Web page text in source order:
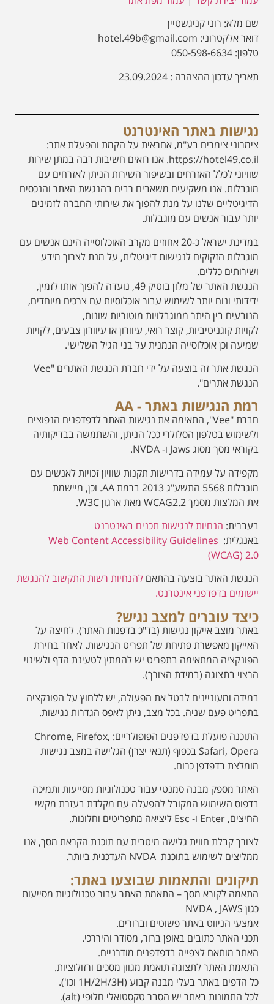
שם מלא: רוני קניגשטיין
דואר אלקטרוני: hotel.49b@gmail.com
טלפון: 050-598-6634
תאריך עדכון ההצהרה : 23.09.2024
נגישות באתר האינטרנט
צימרוני צימרים בע"מ, אחראית על הקמת והפעלת אתר:
https://hotel49.co.il. אנו רואים חשיבות רבה במתן שירות
שוויוני לכלל האזרחים ובשיפור השירות הניתן לאזרחים עם
מוגבלות. אנו משקיעים משאבים רבים בהנגשת האתר והנכסים
הדיגיטליים שלנו על מנת להפוך את שירותי החברה לזמינים
יותר עבור אנשים עם מוגבלות.
במדינת ישראל כ-20 אחוזים מקרב האוכלוסייה הינם אנשים עם
מוגבלות הזקוקים לנגישות דיגיטלית, על מנת לצרוך מידע
ושירותים כללים.
הנגשת האתר של מלון בוטיק 49, נועדה להפוך אותו לזמין,
ידידותי ונוח יותר לשימוש עבור אוכלוסיות עם צרכים מיוחדים,
הנובעים בין היתר ממוגבלויות מוטוריות שונות,
לקויות קוגניטיביות, קוצר רואי, עיוורון או עיוורון צבעים, לקויות
שמיעה וכן אוכלוסייה הנמנית על בני הגיל השלישי.
הנגשת אתר זה בוצעה על ידי חברת הנגשת האתרים "Vee
הנגשת אתרים".
רמת הנגישות באתר - AA
חברת "Vee", התאימה את נגישות האתר לדפדפנים הנפוצים
ולשימוש בטלפון הסלולרי ככל הניתן, והשתמשה בבדיקותיה
בקוראי מסך מסוג Jaws ו- NVDA.
מקפידה על עמידה בדרישות תקנות שוויון זכויות לאנשים עם
מוגבלות 5568 התשע"ג 2013 ברמת AA. וכן, מיישמת
את המלצות מסמך WCAG2.2 מאת ארגון W3C.
בעברית: הנחיות לנגישות תכנים באינטרנט
באנגלית: Web Content Accessibility Guidelines
(WCAG) 2.0
הנגשת האתר בוצעה בהתאם להנחיות רשות התקשוב להנגשת
יישומים בדפדפני אינטרנט.
כיצד עוברים למצב נגיש?
באתר מוצב אייקון נגישות (בד"כ בדפנות האתר). לחיצה על
האייקון מאפשרת פתיחת של תפריט הנגישות. לאחר בחירת
הפונקציה המתאימה בתפריט יש להמתין לטעינת הדף ולשינוי
הרצוי בתצוגה (במידת הצורך).
במידה ומעוניינים לבטל את הפעולה, יש ללחוץ על הפונקציה
בתפריט פעם שניה. בכל מצב, ניתן לאפס הגדרות נגישות.
התוכנה פועלת בדפדפנים הפופולריים: Chrome, Firefox,
Safari, Opera בכפוף (תנאי יצרן) הגלישה במצב נגישות
מומלצת בדפדפן כרום.
האתר מספק מבנה סמנטי עבור טכנולוגיות מסייעות ותמיכה
בדפוס השימוש המקובל להפעלה עם מקלדת בעזרת מקשי
החיצים, Enter ו- Esc ליציאה מתפריטים וחלונות.
לצורך קבלת חווית גלישה מיטבית עם תוכנת הקראת מסך, אנו
ממליצים לשימוש בתוכנת NVDA העדכנית ביותר.
תיקונים והתאמות שבוצעו באתר:
התאמה לקורא מסך – התאמת האתר עבור טכנולוגיות מסייעות
כגון NVDA , JAWS
אמצעי הניווט באתר פשוטים וברורים.
תכני האתר כתובים באופן ברור, מסודר והיררכי.
האתר מותאם לצפייה בדפדפנים מודרניים.
התאמת האתר לתצוגה תואמת מגוון מסכים ורזולוציות.
כל הדפים באתר בעלי מבנה קבוע (1H/2H/3H וכו').
לכל התמונות באתר יש הסבר טקסטואלי חלופי (alt).